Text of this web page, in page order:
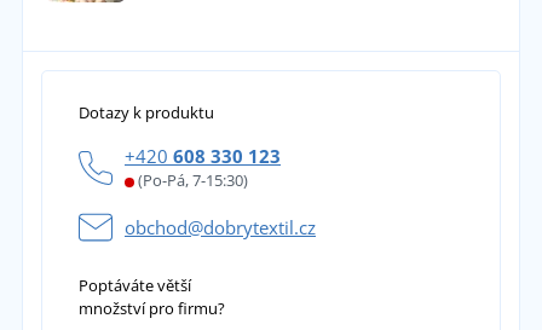
Dotazy k produktu
+420 608 330 123
(Po-Pá, 7-15:30)
obchod@dobrytextil.cz
Poptáváte větší
množství pro firmu?